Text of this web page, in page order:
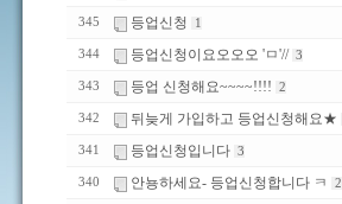
345 등업신청 1
344 등업신청이요오오오 'ㅁ'// 3
343 등업 신청해요~~~~!!!! 2
342 뒤늦게 가입하고 등업신청해요★
341 등업신청입니다 3
340 안뇽하세요- 등업신청합니다 ㅋ 2